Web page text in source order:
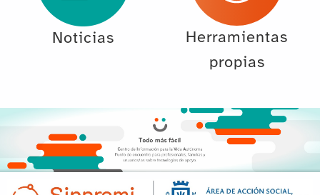
Noticias
Herramientas
propias